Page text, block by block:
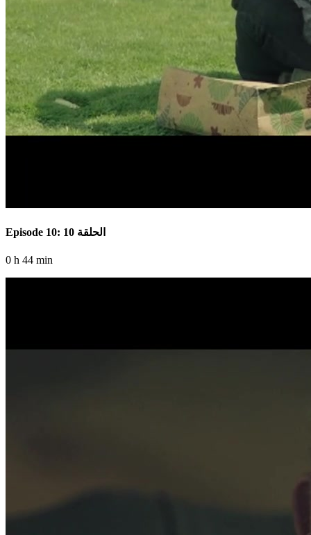
Episode 10: الحلقة 10
0 h 44 min